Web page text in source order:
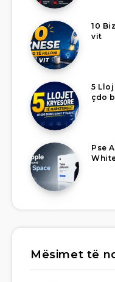
10
vit
5
çdo
Pse
Mësimet të